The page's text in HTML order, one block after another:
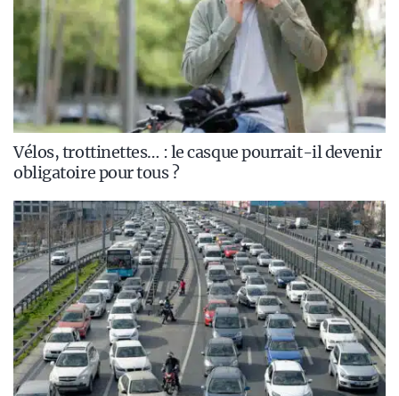
Vélos, trottinettes… : le casque pourrait-il devenir
obligatoire pour tous ?